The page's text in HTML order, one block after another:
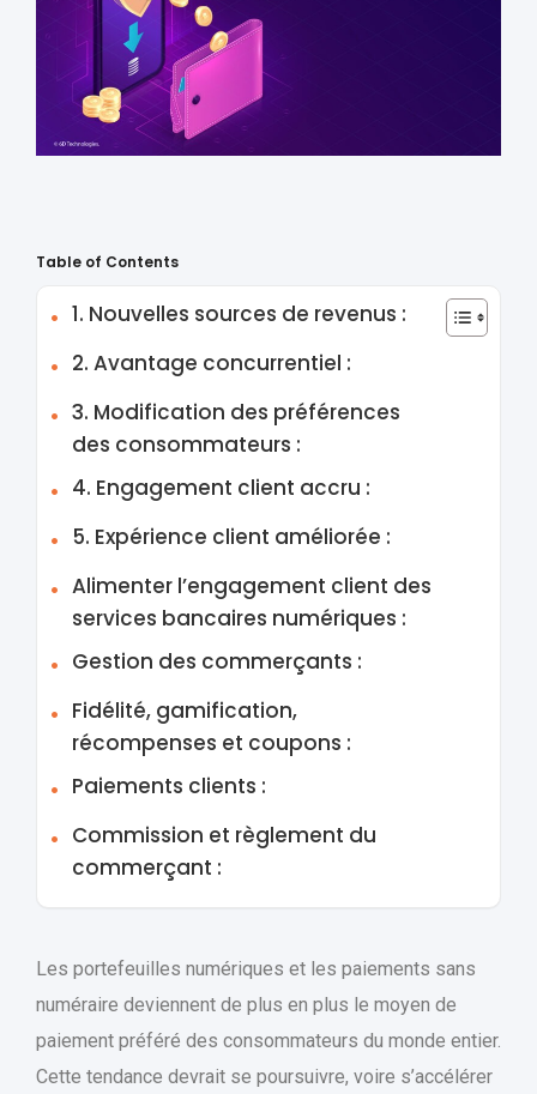
Les portefeuilles numériques et les paiements sans
numéraire deviennent de plus en plus le moyen de
paiement préféré des consommateurs du monde entier.
Cette tendance devrait se poursuivre, voire s’accélérer
Table of Contents
1. Nouvelles sources de revenus :
2. Avantage concurrentiel :
3. Modification des préférences
des consommateurs :
4. Engagement client accru :
5. Expérience client améliorée :
Alimenter l’engagement client des
services bancaires numériques :
Gestion des commerçants :
Fidélité, gamification,
récompenses et coupons :
Paiements clients :
Commission et règlement du
commerçant :